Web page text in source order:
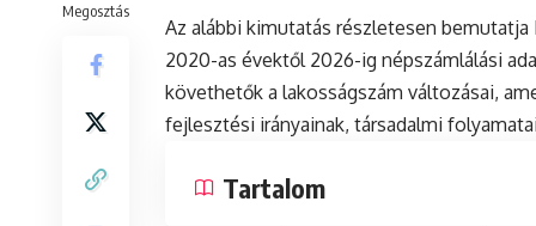
Megosztás
Az alábbi kimutatás részletesen
2020-as évektől 2026-ig népszámlálási
követhetők a lakosságszám változásai,
fejlesztési irányainak, társadalmi
Tartalom